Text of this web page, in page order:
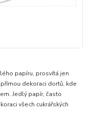
papíru, prosvítá jen
dekoraci dortů, kde
Jedlý papír, často
všech cukrářských